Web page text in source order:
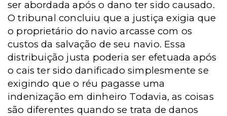
ser abordada após o dano ter sido causado.
O tribunal concluiu que a justiça exigia que
o proprietário do navio arcasse com os
custos da salvação de seu navio. Essa
distribuição justa poderia ser efetuada após
o cais ter sido danificado simplesmente se
exigindo que o réu pagasse uma
indenização em dinheiro Todavia, as coisas
são diferentes quando se trata de danos